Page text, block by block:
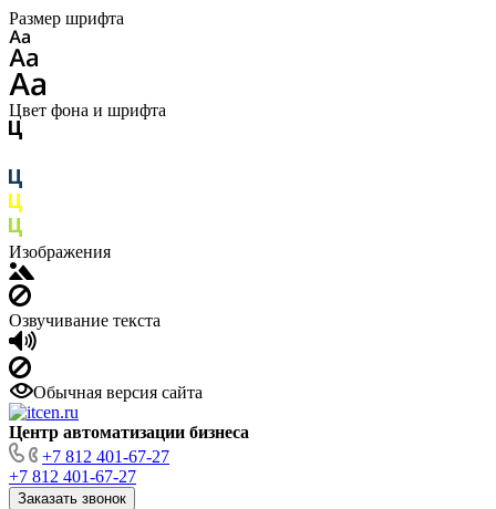
Размер шрифта
Цвет фона и шрифта
Изображения
Озвучивание текста
Обычная версия сайта
Центр автоматизации бизнеса
+7 812 401-67-27
+7 812 401-67-27
Заказать звонок